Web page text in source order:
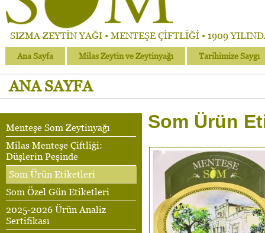
SIZMA ZEYTİN YAĞI • MENTEŞE ÇİFTLİĞİ • 1909
Ana Sayfa Milas Zeytin ve Zeytinyağı Tarihimize Saygı
ANA SAYFA
Menteşe Som Zeytinyağı
Milas Menteşe Çiftliği:
Düşlerin Peşinde
Som Ürün Etiketleri
Som Özel Gün Etiketleri
2025-2026 Ürün Analiz
Sertifikası
Som Ürün